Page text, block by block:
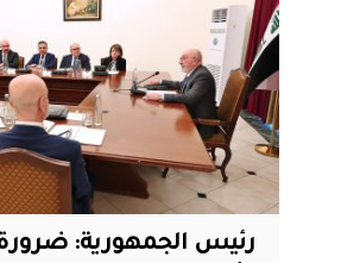
رئيس الجمهورية: